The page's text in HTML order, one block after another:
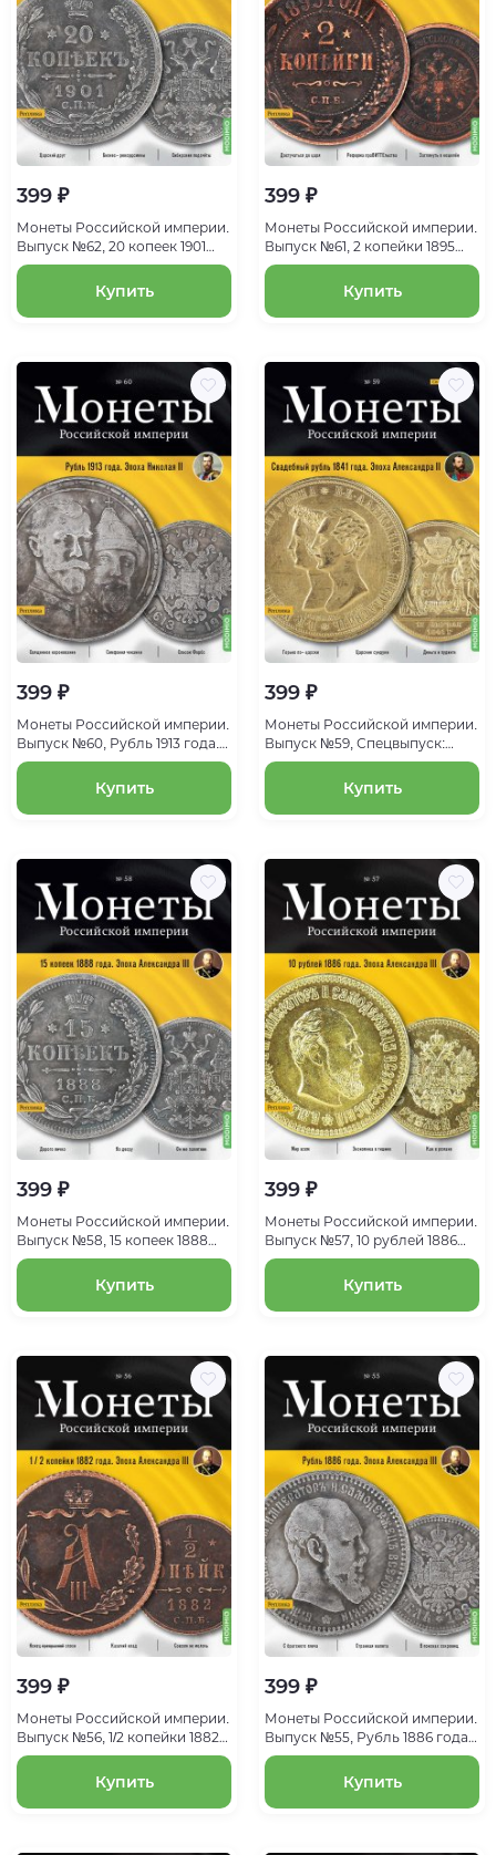
399 ₽
Монеты Российской империи.
Выпуск №62, 20 копеек 1901
года. Эпоха Николая II
Купить
399 ₽
Монеты Российской империи.
Выпуск №61, 2 копейки 1895
года. Эпоха Николая II
Купить
399 ₽
Монеты Российской империи.
Выпуск №60, Рубль 1913 года.
Эпоха Николая II
Купить
399 ₽
Монеты Российской империи.
Выпуск №59, Спецвыпуск:
Свадебный рубль 1841 года.
Эпоха Александра II
Купить
399 ₽
Монеты Российской империи.
Выпуск №58, 15 копеек 1888
года. Эпоха Александра III
Купить
399 ₽
Монеты Российской империи.
Выпуск №57, 10 рублей 1886
года. Эпоха Александра III
Купить
399 ₽
Монеты Российской империи.
Выпуск №56, 1/2 копейки 1882
года. Эпоха Александра III
Купить
399 ₽
Монеты Российской империи.
Выпуск №55, Рубль 1886 года.
Эпоха Александра III
Купить